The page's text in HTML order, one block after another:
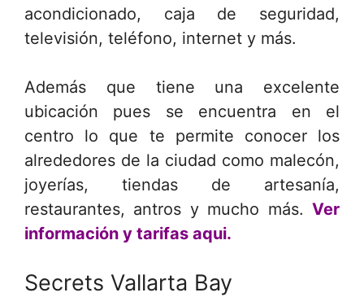
acondicionado, caja de seguridad,
televisión, teléfono, internet y más.
Además que tiene una excelente
ubicación pues se encuentra en el
centro lo que te permite conocer los
alrededores de la ciudad como malecón,
joyerías, tiendas de artesanía,
restaurantes, antros y mucho más. Ver
información y tarifas aqui.
Secrets Vallarta Bay